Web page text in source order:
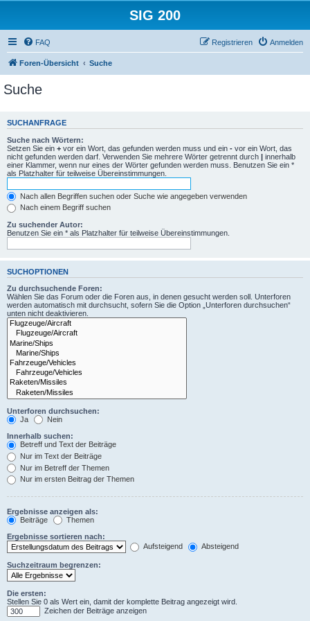
SIG 200
FAQ Anmelden
Registrieren
Foren-Übersicht Suche
Suche
SUCHANFRAGE
Suche nach Wörtern:
Setzen Sie ein + vor ein Wort, das gefunden werden muss und ein - vor ein Wort, das
nicht gefunden werden darf. Verwenden Sie mehrere Wörter getrennt durch | innerhalb
einer Klammer, wenn nur eines der Wörter gefunden werden muss. Benutzen Sie ein *
als Platzhalter für teilweise Übereinstimmungen.
Nach allen Begriffen suchen oder Suche wie angegeben verwenden
Nach einem Begriff suchen
Zu suchender Autor:
Benutzen Sie ein * als Platzhalter für teilweise Übereinstimmungen.
SUCHOPTIONEN
Zu durchsuchende Foren:
Wählen Sie das Forum oder die Foren aus, in denen gesucht werden soll. Unterforen
werden automatisch mit durchsucht, sofern Sie die Option „Unterforen durchsuchen“
unten nicht deaktivieren.
Unterforen durchsuchen:
Ja
Nein
Innerhalb suchen:
Betreff und Text der Beiträge
Nur im Text der Beiträge
Nur im Betreff der Themen
Nur im ersten Beitrag der Themen
Ergebnisse anzeigen als:
Beiträge
Themen
Ergebnisse sortieren nach:
Aufsteigend
Absteigend
Suchzeitraum begrenzen:
Die ersten:
Stellen Sie 0 als Wert ein, damit der komplette Beitrag angezeigt wird.
Zeichen der Beiträge anzeigen